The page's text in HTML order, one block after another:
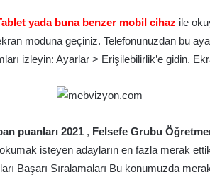
yada buna benzer mobil cihaz ile
moduna geçiniz. Telefonunuzdan bu
izleyin: Ayarlar > Erişilebilirlik’e gidin.
puanları 2021 , Felsefe Grubu
isteyen adayların en fazla merak
Başarı Sıralamaları Bu konumuzda